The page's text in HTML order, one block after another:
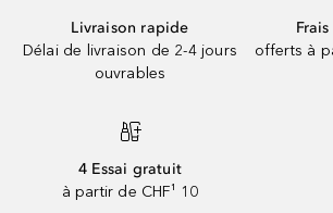
Livraison rapide
Délai de livraison de 2-4 jours
ouvrables
offerts à
4 Essai gratuit
à partir de CHF¹ 10